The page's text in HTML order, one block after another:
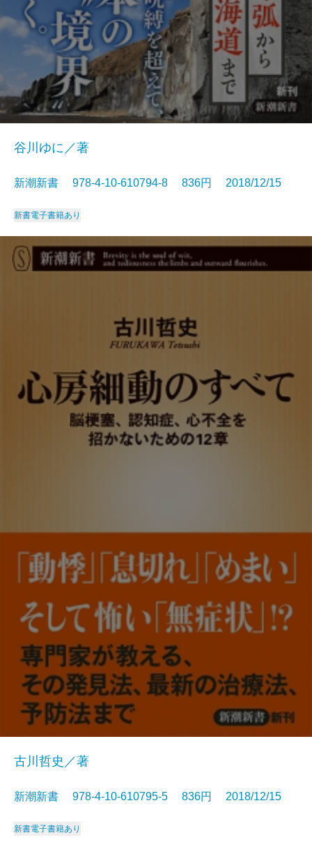
谷川ゆに／著
新潮新書 978-4-10-610794-8 836円 2018/12/15
新書電子書籍あり
古川哲史／著
新潮新書 978-4-10-610795-5 836円 2018/12/15
新書電子書籍あり